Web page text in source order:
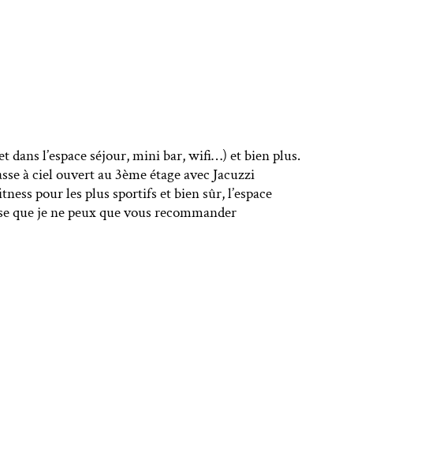
dans l’espace séjour, mini bar, wifi…) et bien plus.
à ciel ouvert au 3ème étage avec Jacuzzi
pour les plus sportifs et bien sûr, l’espace
que je ne peux que vous recommander